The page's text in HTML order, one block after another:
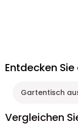
Entdecken
Gartentisch
Vergleichen